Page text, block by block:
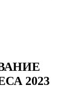
2023